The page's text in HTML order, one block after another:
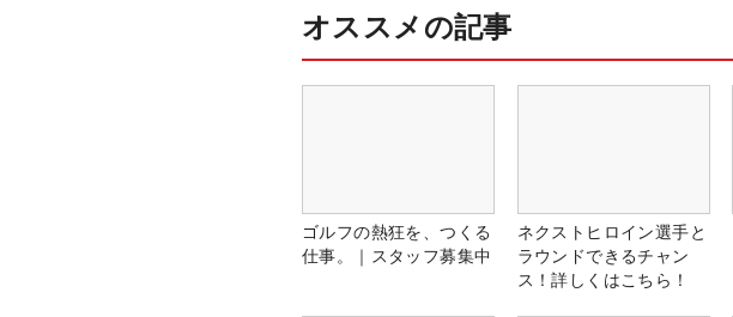
オススメの記事
ゴルフの熱狂を、つくる
仕事。｜スタッフ募集中
ネクストヒロイン選手と
ラウンドできるチャン
ス！詳しくはこちら！